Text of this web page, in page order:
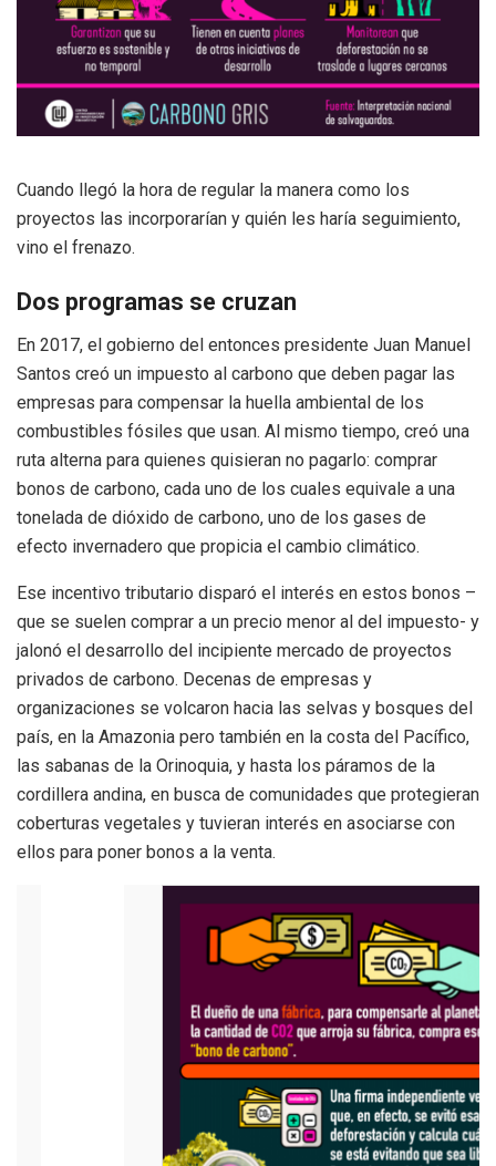
Cuando llegó la hora de regular la manera como los
proyectos las incorporarían y quién les haría seguimiento,
vino el frenazo.
Dos programas se cruzan
En 2017, el gobierno del entonces presidente Juan Manuel
Santos creó un impuesto al carbono que deben pagar las
empresas para compensar la huella ambiental de los
combustibles fósiles que usan. Al mismo tiempo, creó una
ruta alterna para quienes quisieran no pagarlo: comprar
bonos de carbono, cada uno de los cuales equivale a una
tonelada de dióxido de carbono, uno de los gases de
efecto invernadero que propicia el cambio climático.
Ese incentivo tributario disparó el interés en estos bonos –
que se suelen comprar a un precio menor al del impuesto- y
jalonó el desarrollo del incipiente mercado de proyectos
privados de carbono. Decenas de empresas y
organizaciones se volcaron hacia las selvas y bosques del
país, en la Amazonia pero también en la costa del Pacífico,
las sabanas de la Orinoquia, y hasta los páramos de la
cordillera andina, en busca de comunidades que protegieran
coberturas vegetales y tuvieran interés en asociarse con
ellos para poner bonos a la venta.